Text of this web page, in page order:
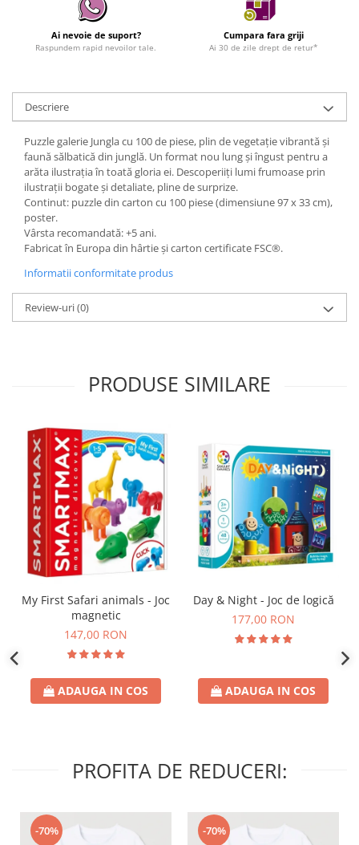
Ai nevoie de suport?
Raspundem rapid nevoilor tale.
Cumpara fara griji
Ai 30 de zile drept de retur*
Descriere
Puzzle galerie Jungla cu 100 de piese, plin de vegetație vibrantă și
faună sălbatică din junglă. Un format nou lung și îngust pentru a
arăta ilustrația în toată gloria ei. Descoperiiți lumi frumoase prin
ilustrații bogate și detaliate, pline de surprize.
Continut: puzzle din carton cu 100 piese (dimensiune 97 x 33 cm),
poster.
Vârsta recomandată: +5 ani.
Fabricat în Europa din hârtie și carton certificate FSC®.
Informatii conformitate produs
Review-uri(0)
PRODUSE SIMILARE
My First Safari animals - Joc
magnetic
147,00 RON
ADAUGA IN COS
Day & Night - Joc de logică
177,00 RON
ADAUGA IN COS
PROFITA DE REDUCERI:
-70% -70%